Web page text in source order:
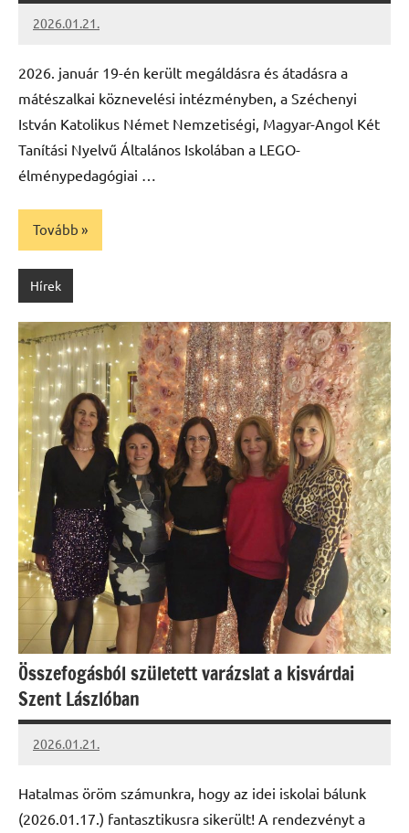
2026.01.21.
Leiszt
2026. január 19-én került megáldásra és átadásra a
mátészalkai köznevelési intézményben, a Széchenyi
István Katolikus Német Nemzetiségi, Magyar-Angol Két
Tanítási Nyelvű Általános Iskolában a LEGO-
élménypedagógiai …
Tovább
Hírek
Összefogásból született varázslat a kisvárdai
Szent Lászlóban
2026.01.21.
Leiszt
Hatalmas öröm számunkra, hogy az idei iskolai bálunk
(2026.01.17.) fantasztikusra sikerült! A rendezvényt a